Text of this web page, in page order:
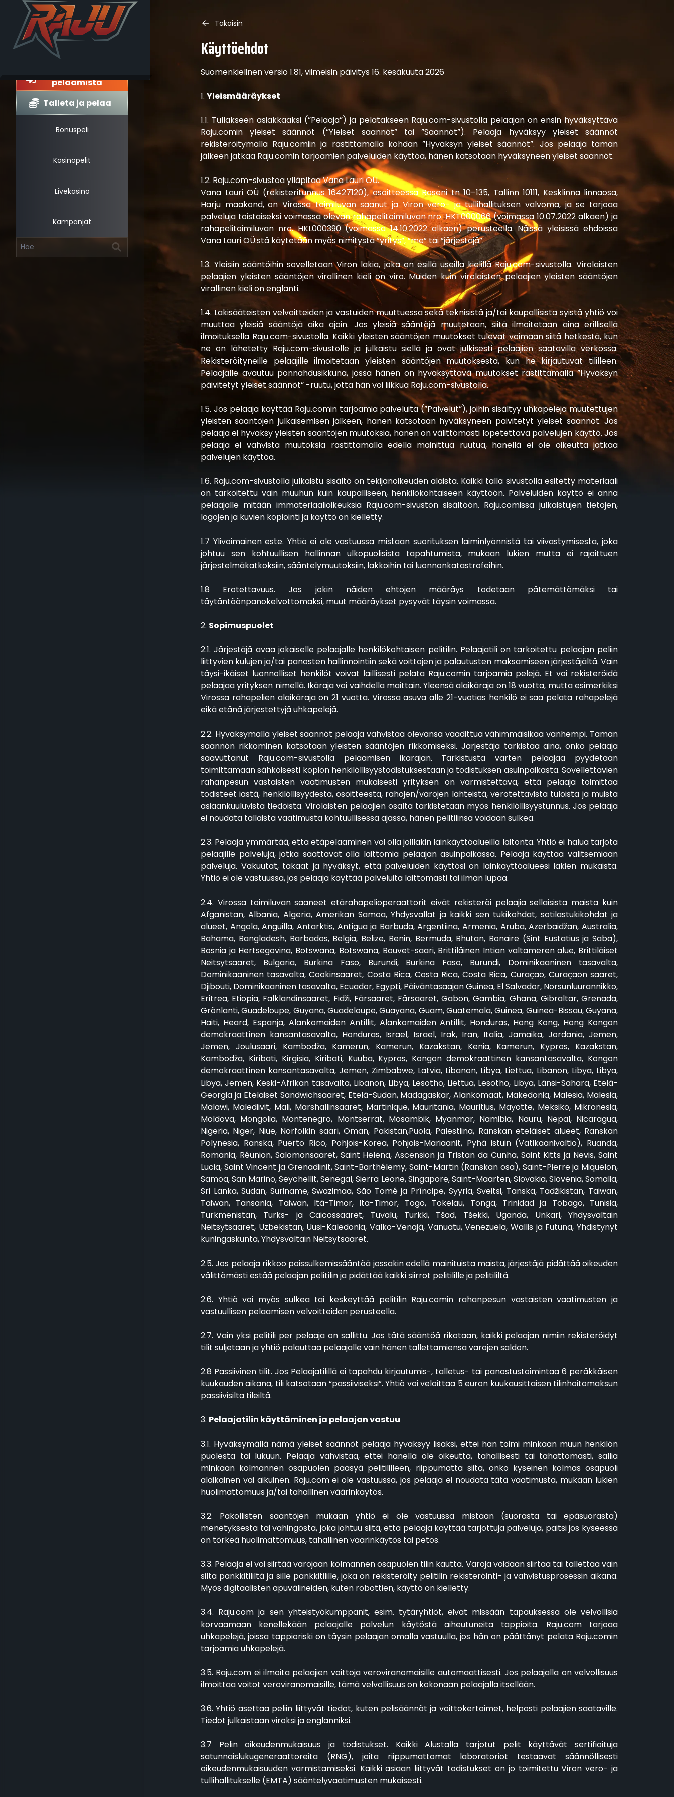
pelaamista
Talleta ja pelaa
Bonuspeli
Kasinopelit
Livekasino
Kampanjat
Takaisin
Käyttöehdot
Suomenkielinen versio 1.81, viimeisin päivitys 16. kesäkuuta 2026
1. Yleismääräykset
1.1. Tullakseen asiakkaaksi (”Pelaaja”) ja pelatakseen Raju.com-sivustolla pelaajan on ensin hyväksyttävä
Raju.comin yleiset säännöt (”Yleiset säännöt” tai ”Säännöt”). Pelaaja hyväksyy yleiset säännöt
rekisteröitymällä Raju.comiin ja rastittamalla kohdan ”Hyväksyn yleiset säännöt”. Jos pelaaja tämän
jälkeen jatkaa Raju.comin tarjoamien palveluiden käyttöä, hänen katsotaan hyväksyneen yleiset säännöt.
1.2. Raju.com-sivustoa ylläpitää Vana Lauri OÜ.
Vana Lauri OÜ (rekisteritunnus 16427120), osoitteessa Roseni tn 10–135, Tallinn 10111, Kesklinna linnaosa,
Harju maakond, on Virossa toimiluvan saanut ja Viron vero- ja tullihallituksen valvoma, ja se tarjoaa
palveluja toistaiseksi voimassa olevan rahapelitoimiluvan nro. HKT000066 (voimassa 10.07.2022 alkaen) ja
rahapelitoimiluvan nro. HKL000390 (voimassa 14.10.2022 alkaen) perusteella. Näissä yleisissä ehdoissa
Vana Lauri OÜ:stä käytetään myös nimitystä ”yritys”, ”me” tai ”järjestäjä”.
1.3. Yleisiin sääntöihin sovelletaan Viron lakia, joka on esillä useilla kielillä Raju.com-sivustolla. Virolaisten
pelaajien yleisten sääntöjen virallinen kieli on viro. Muiden kuin virolaisten pelaajien yleisten sääntöjen
virallinen kieli on englanti.
1.4. Lakisääteisten velvoitteiden ja vastuiden muuttuessa sekä teknisistä ja/tai kaupallisista syistä yhtiö voi
muuttaa yleisiä sääntöjä aika ajoin. Jos yleisiä sääntöjä muutetaan, siitä ilmoitetaan aina erillisellä
ilmoituksella Raju.com-sivustolla. Kaikki yleisten sääntöjen muutokset tulevat voimaan siitä hetkestä, kun
ne on lähetetty Raju.com-sivustolle ja julkaistu siellä ja ovat julkisesti pelaajien saatavilla verkossa.
Rekisteröityneille pelaajille ilmoitetaan yleisten sääntöjen muutoksesta, kun he kirjautuvat tililleen.
Pelaajalle avautuu ponnahdusikkuna, jossa hänen on hyväksyttävä muutokset rastittamalla ”Hyväksyn
päivitetyt yleiset säännöt” -ruutu, jotta hän voi liikkua Raju.com-sivustolla.
1.5. Jos pelaaja käyttää Raju.comin tarjoamia palveluita (”Palvelut”), joihin sisältyy uhkapelejä muutettujen
yleisten sääntöjen julkaisemisen jälkeen, hänen katsotaan hyväksyneen päivitetyt yleiset säännöt. Jos
pelaaja ei hyväksy yleisten sääntöjen muutoksia, hänen on välittömästi lopetettava palvelujen käyttö. Jos
pelaaja ei vahvista muutoksia rastittamalla edellä mainittua ruutua, hänellä ei ole oikeutta jatkaa
palvelujen käyttöä.
1.6. Raju.com-sivustolla julkaistu sisältö on tekijänoikeuden alaista. Kaikki tällä sivustolla esitetty materiaali
on tarkoitettu vain muuhun kuin kaupalliseen, henkilökohtaiseen käyttöön. Palveluiden käyttö ei anna
pelaajalle mitään immateriaalioikeuksia Raju.com-sivuston sisältöön. Raju.comissa julkaistujen tietojen,
logojen ja kuvien kopiointi ja käyttö on kielletty.
1.7 Ylivoimainen este. Yhtiö ei ole vastuussa mistään suorituksen laiminlyönnistä tai viivästymisestä, joka
johtuu sen kohtuullisen hallinnan ulkopuolisista tapahtumista, mukaan lukien mutta ei rajoittuen
järjestelmäkatkoksiin, sääntelymuutoksiin, lakkoihin tai luonnonkatastrofeihin.
1.8 Erotettavuus. Jos jokin näiden ehtojen määräys todetaan pätemättömäksi tai
täytäntöönpanokelvottomaksi, muut määräykset pysyvät täysin voimassa.
2. Sopimuspuolet
2.1. Järjestäjä avaa jokaiselle pelaajalle henkilökohtaisen pelitilin. Pelaajatili on tarkoitettu pelaajan peliin
liittyvien kulujen ja/tai panosten hallinnointiin sekä voittojen ja palautusten maksamiseen järjestäjältä. Vain
täysi-ikäiset luonnolliset henkilöt voivat laillisesti pelata Raju.comin tarjoamia pelejä. Et voi rekisteröidä
pelaajaa yrityksen nimellä. Ikäraja voi vaihdella maittain. Yleensä alaikäraja on 18 vuotta, mutta esimerkiksi
Virossa rahapelien alaikäraja on 21 vuotta. Virossa asuva alle 21-vuotias henkilö ei saa pelata rahapelejä
eikä etänä järjestettyjä uhkapelejä.
2.2. Hyväksymällä yleiset säännöt pelaaja vahvistaa olevansa vaadittua vähimmäisikää vanhempi. Tämän
säännön rikkominen katsotaan yleisten sääntöjen rikkomiseksi. Järjestäjä tarkistaa aina, onko pelaaja
saavuttanut Raju.com-sivustolla pelaamisen ikärajan. Tarkistusta varten pelaajaa pyydetään
toimittamaan sähköisesti kopion henkilöllisyystodistuksestaan ja todistuksen asuinpaikasta. Sovellettavien
rahanpesun vastaisten vaatimusten mukaisesti yrityksen on varmistettava, että pelaaja toimittaa
todisteet iästä, henkilöllisyydestä, osoitteesta, rahojen/varojen lähteistä, verotettavista tuloista ja muista
asiaankuuluvista tiedoista. Virolaisten pelaajien osalta tarkistetaan myös henkilöllisyystunnus. Jos pelaaja
ei noudata tällaista vaatimusta kohtuullisessa ajassa, hänen pelitilinsä voidaan sulkea.
2.3. Pelaaja ymmärtää, että etäpelaaminen voi olla joillakin lainkäyttöalueilla laitonta. Yhtiö ei halua tarjota
pelaajille palveluja, jotka saattavat olla laittomia pelaajan asuinpaikassa. Pelaaja käyttää valitsemiaan
palveluja. Vakuutat, takaat ja hyväksyt, että palveluiden käyttösi on lainkäyttöalueesi lakien mukaista.
Yhtiö ei ole vastuussa, jos pelaaja käyttää palveluita laittomasti tai ilman lupaa.
2.4. Virossa toimiluvan saaneet etärahapelioperaattorit eivät rekisteröi pelaajia sellaisista maista kuin
Afganistan, Albania, Algeria, Amerikan Samoa, Yhdysvallat ja kaikki sen tukikohdat, sotilastukikohdat ja
alueet, Angola, Anguilla, Antarktis, Antigua ja Barbuda, Argentiina, Armenia, Aruba, Azerbaidžan, Australia,
Bahama, Bangladesh, Barbados, Belgia, Belize, Benin, Bermuda, Bhutan, Bonaire (Sint Eustatius ja Saba),
Bosnia ja Hertsegovina, Botswana, Botswana, Bouvet-saari, Brittiläinen Intian valtameren alue, Brittiläiset
Neitsytsaaret, Bulgaria, Burkina Faso, Burundi, Burkina Faso, Burundi, Dominikaaninen tasavalta,
Dominikaaninen tasavalta, Cookinsaaret, Costa Rica, Costa Rica, Costa Rica, Curaçao, Curaçaon saaret,
Djibouti, Dominikaaninen tasavalta, Ecuador, Egypti, Päiväntasaajan Guinea, El Salvador, Norsunluurannikko,
Eritrea, Etiopia, Falklandinsaaret, Fidži, Färsaaret, Färsaaret, Gabon, Gambia, Ghana, Gibraltar, Grenada,
Grönlanti, Guadeloupe, Guyana, Guadeloupe, Guayana, Guam, Guatemala, Guinea, Guinea-Bissau, Guyana,
Haiti, Heard, Espanja, Alankomaiden Antillit, Alankomaiden Antillit, Honduras, Hong Kong, Hong Kongon
demokraattinen kansantasavalta, Honduras, Israel, Israel, Irak, Iran, Italia, Jamaika, Jordania, Jemen,
Jemen, Joulusaari, Kambodža, Kamerun, Kamerun, Kazakstan, Kenia, Kamerun, Kypros, Kazakstan,
Kambodža, Kiribati, Kirgisia, Kiribati, Kuuba, Kypros, Kongon demokraattinen kansantasavalta, Kongon
demokraattinen kansantasavalta, Jemen, Zimbabwe, Latvia, Libanon, Libya, Liettua, Libanon, Libya, Libya,
Libya, Jemen, Keski-Afrikan tasavalta, Libanon, Libya, Lesotho, Liettua, Lesotho, Libya, Länsi-Sahara, Etelä-
Georgia ja Eteläiset Sandwichsaaret, Etelä-Sudan, Madagaskar, Alankomaat, Makedonia, Malesia, Malesia,
Malawi, Malediivit, Mali, Marshallinsaaret, Martinique, Mauritania, Mauritius, Mayotte, Meksiko, Mikronesia,
Moldova, Mongolia, Montenegro, Montserrat, Mosambik, Myanmar, Namibia, Nauru, Nepal, Nicaragua,
Nigeria, Niger, Niue, Norfolkin saari, Oman, Pakistan,Puola, Palestiina, Ranskan eteläiset alueet, Ranskan
Polynesia, Ranska, Puerto Rico, Pohjois-Korea, Pohjois-Mariaanit, Pyhä istuin (Vatikaanivaltio), Ruanda,
Romania, Réunion, Salomonsaaret, Saint Helena, Ascension ja Tristan da Cunha, Saint Kitts ja Nevis, Saint
Lucia, Saint Vincent ja Grenadiinit, Saint-Barthélemy, Saint-Martin (Ranskan osa), Saint-Pierre ja Miquelon,
Samoa, San Marino, Seychellit, Senegal, Sierra Leone, Singapore, Saint-Maarten, Slovakia, Slovenia, Somalia,
Sri Lanka, Sudan, Suriname, Swazimaa, São Tomé ja Príncipe, Syyria, Sveitsi, Tanska, Tadžikistan, Taiwan,
Taiwan, Tansania, Taiwan, Itä-Timor, Itä-Timor, Togo, Tokelau, Tonga, Trinidad ja Tobago, Tunisia,
Turkmenistan, Turks- ja Caicossaaret, Tuvalu, Turkki, Tšad, Tšekki, Uganda, Unkari, Yhdysvaltain
Neitsytsaaret, Uzbekistan, Uusi-Kaledonia, Valko-Venäjä, Vanuatu, Venezuela, Wallis ja Futuna, Yhdistynyt
kuningaskunta, Yhdysvaltain Neitsytsaaret.
2.5. Jos pelaaja rikkoo poissulkemissääntöä jossakin edellä mainituista maista, järjestäjä pidättää oikeuden
välittömästi estää pelaajan pelitilin ja pidättää kaikki siirrot pelitilille ja pelitililtä.
2.6. Yhtiö voi myös sulkea tai keskeyttää pelitilin Raju.comin rahanpesun vastaisten vaatimusten ja
vastuullisen pelaamisen velvoitteiden perusteella.
2.7. Vain yksi pelitili per pelaaja on sallittu. Jos tätä sääntöä rikotaan, kaikki pelaajan nimiin rekisteröidyt
tilit suljetaan ja yhtiö palauttaa pelaajalle vain hänen tallettamiensa varojen saldon.
2.8 Passiivinen tilit. Jos Pelaajatilillä ei tapahdu kirjautumis-, talletus- tai panostustoimintaa 6 peräkkäisen
kuukauden aikana, tili katsotaan “passiiviseksi”. Yhtiö voi veloittaa 5 euron kuukausittaisen tilinhoitomaksun
passiivisilta tileiltä.
3. Pelaajatilin käyttäminen ja pelaajan vastuu
3.1. Hyväksymällä nämä yleiset säännöt pelaaja hyväksyy lisäksi, ettei hän toimi minkään muun henkilön
puolesta tai lukuun. Pelaaja vahvistaa, ettei hänellä ole oikeutta, tahallisesti tai tahattomasti, sallia
minkään kolmannen osapuolen pääsyä pelitililleen, riippumatta siitä, onko kyseinen kolmas osapuoli
alaikäinen vai aikuinen. Raju.com ei ole vastuussa, jos pelaaja ei noudata tätä vaatimusta, mukaan lukien
huolimattomuus ja/tai tahallinen väärinkäytös.
3.2. Pakollisten sääntöjen mukaan yhtiö ei ole vastuussa mistään (suorasta tai epäsuorasta)
menetyksestä tai vahingosta, joka johtuu siitä, että pelaaja käyttää tarjottuja palveluja, paitsi jos kyseessä
on törkeä huolimattomuus, tahallinen väärinkäytös tai petos.
3.3. Pelaaja ei voi siirtää varojaan kolmannen osapuolen tilin kautta. Varoja voidaan siirtää tai tallettaa vain
siltä pankkitililtä ja sille pankkitilille, joka on rekisteröity pelitilin rekisteröinti- ja vahvistusprosessin aikana.
Myös digitaalisten apuvälineiden, kuten robottien, käyttö on kielletty.
3.4. Raju.com ja sen yhteistyökumppanit, esim. tytäryhtiöt, eivät missään tapauksessa ole velvollisia
korvaamaan kenellekään pelaajalle palvelun käytöstä aiheutuneita tappioita. Raju.com tarjoaa
uhkapelejä, joissa tappioriski on täysin pelaajan omalla vastuulla, jos hän on päättänyt pelata Raju.comin
tarjoamia uhkapelejä.
3.5. Raju.com ei ilmoita pelaajien voittoja veroviranomaisille automaattisesti. Jos pelaajalla on velvollisuus
ilmoittaa voitot veroviranomaisille, tämä velvollisuus on kokonaan pelaajalla itsellään.
3.6. Yhtiö asettaa peliin liittyvät tiedot, kuten pelisäännöt ja voittokertoimet, helposti pelaajien saataville.
Tiedot julkaistaan viroksi ja englanniksi.
3.7 Pelin oikeudenmukaisuus ja todistukset. Kaikki Alustalla tarjotut pelit käyttävät sertifioituja
satunnaislukugeneraattoreita (RNG), joita riippumattomat laboratoriot testaavat säännöllisesti
oikeudenmukaisuuden varmistamiseksi. Kaikki asiaan liittyvät todistukset on jo toimitettu Viron vero- ja
tullihallitukselle (EMTA) sääntelyvaatimusten mukaisesti.